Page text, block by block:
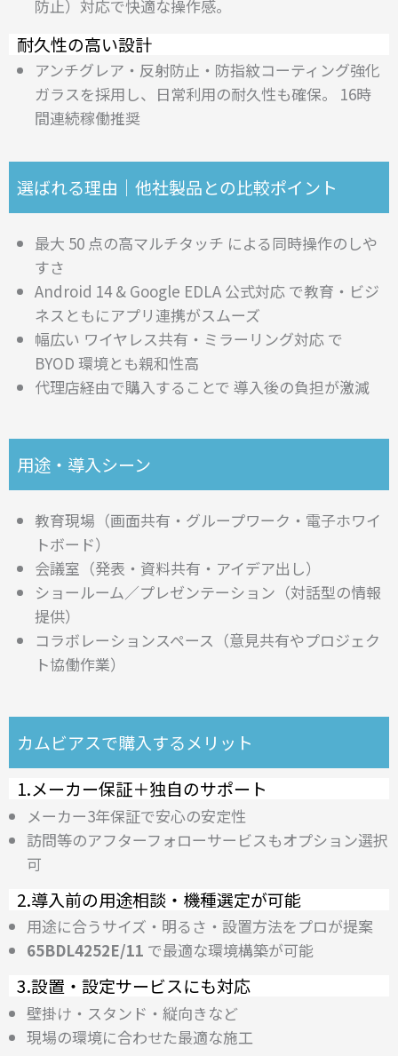
防止）対応で快適な操作感。
耐久性の高い設計
アンチグレア・反射防止・防指紋コーティング強化
ガラスを採用し、日常利用の耐久性も確保。 16時
間連続稼働推奨
選ばれる理由｜他社製品との比較ポイント
最大 50 点の高マルチタッチ による同時操作のしや
すさ
Android 14 & Google EDLA 公式対応 で教育・ビジ
ネスともにアプリ連携がスムーズ
幅広い ワイヤレス共有・ミラーリング対応 で
BYOD 環境とも親和性高
代理店経由で購入することで 導入後の負担が激減
用途・導入シーン
教育現場（画面共有・グループワーク・電子ホワイ
トボード）
会議室（発表・資料共有・アイデア出し）
ショールーム／プレゼンテーション（対話型の情報
提供）
コラボレーションスペース（意見共有やプロジェク
ト協働作業）
カムビアスで購入するメリット
1.メーカー保証＋独自のサポート
メーカー3年保証で安心の安定性
訪問等のアフターフォローサービスもオプション選択
可
2.導入前の用途相談・機種選定が可能
用途に合うサイズ・明るさ・設置方法をプロが提案
65BDL4252E/11 で最適な環境構築が可能
3.設置・設定サービスにも対応
壁掛け・スタンド・縦向きなど
現場の環境に合わせた最適な施工